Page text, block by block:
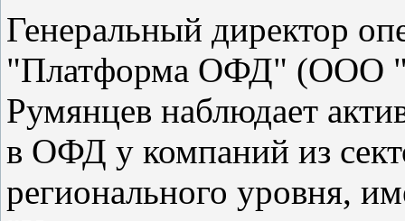
Генеральный директор
"Платформа ОФД" (ООО
Румянцев наблюдает
в ОФД у компаний из
регионального уровня,